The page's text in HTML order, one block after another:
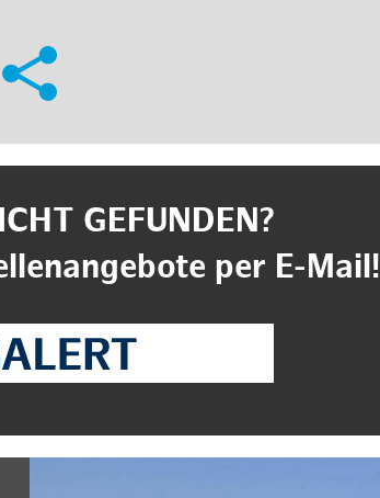
GEFUNDEN?
per E-Mail!